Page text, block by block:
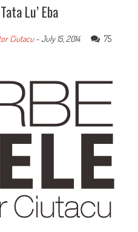
Lu’ Eba
Ciutacu-July 15, 2014
75